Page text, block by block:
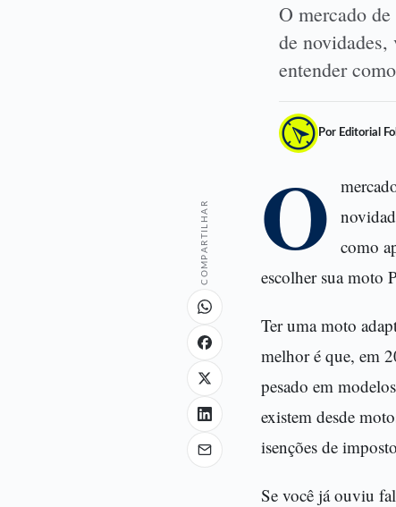
O mercado
de novidades,
entender
Por Editorial
COMPARTILHAR O como
escolher sua moto
Ter uma moto
melhor é que, em
pesado em
existem desde
isenções de
Se você já ouviu